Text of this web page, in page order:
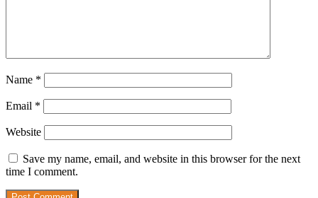
Name *
Email *
Website
Save my name, email, and website in this browser for the next
time I comment.